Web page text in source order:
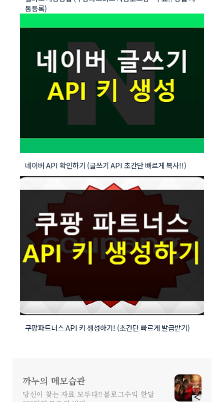
동등록)
네이버 API 확인하기 (글쓰기 API 초간단 빠르게 복사!!)
쿠팡파트너스 API 키 생성하기! (초간단 빠르게 발급받기)
까누의 메모습관
당신이 찾는 자료 모두다!! 블로그수익 한달